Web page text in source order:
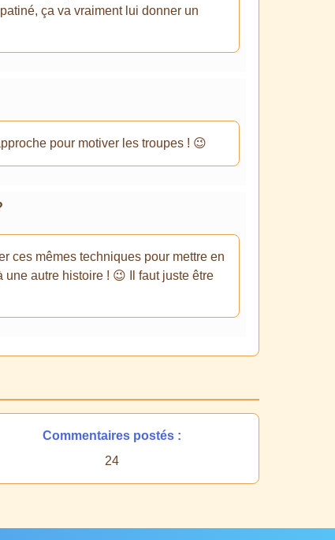
ça va vraiment lui donner un
pour motiver les troupes ! 😉
ces mêmes techniques pour mettre en
autre histoire ! 😉 Il faut juste être
Commentaires postés :
24